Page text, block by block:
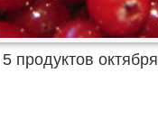
5 продуктов октября